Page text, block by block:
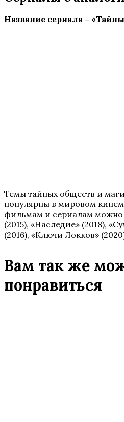
Название сериала –
Темы тайных обществ и
популярны в мировом
фильмам и сериалам можно
(2015), «Наследие» (2018),
(2016), «Ключи Локков»
Вам так же
понравиться